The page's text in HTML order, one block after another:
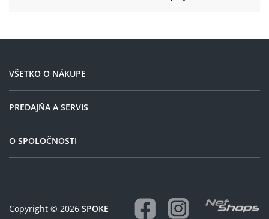
od určité částky nákupu,
VŠETKO O NÁKUPE
PREDAJŇA A SERVIS
O SPOLOČNOSTI
Copyright © 2026 SPOKE